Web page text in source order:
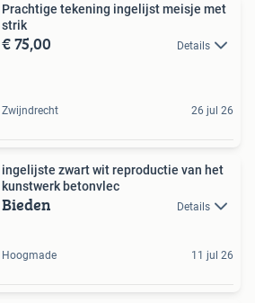
Prachtige tekening ingelijst meisje met
strik
€ 75,00 Details
Zwijndrecht 26 jul 26
ingelijste zwart wit reproductie van het
kunstwerk betonvlec
Bieden Details
Hoogmade 11 jul 26